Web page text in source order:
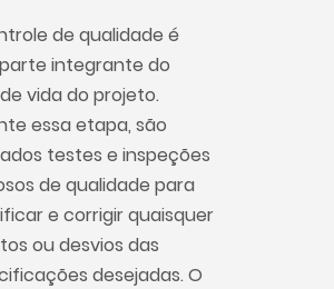
de qualidade é
integrante do
vida do projeto.
essa etapa, são
testes e inspeções
de qualidade para
e corrigir quaisquer
ou desvios das
desejadas. O